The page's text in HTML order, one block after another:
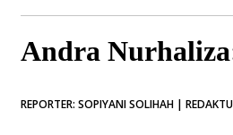
Andra
REPORTER: SOPIYANI SOLIHAH |